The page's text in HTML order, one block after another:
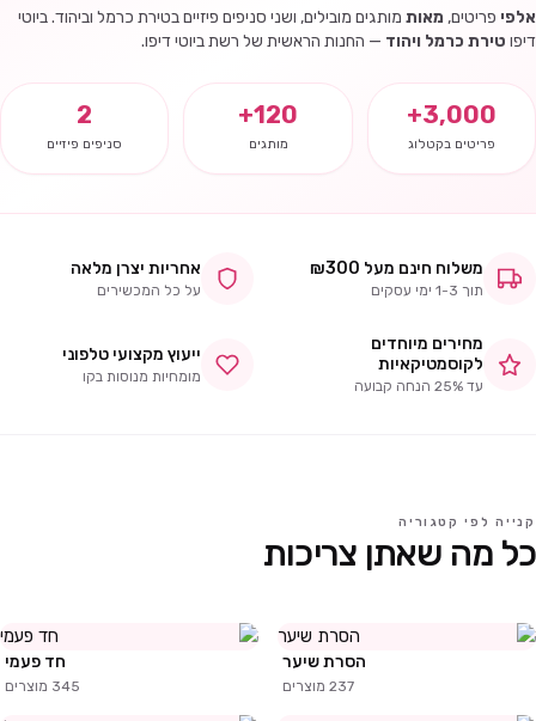
אלפי פריטים, מאות מותגים מובילים, ושני סניפים פיזיים בטירת כרמל וביהוד. ביוטי
דיפו טירת כרמל ויהוד — החנות הראשית של רשת ביוטי דיפו.
3,000+
פריטים בקטלוג
120+
מותגים
2
סניפים פיזיים
משלוח חינם מעל ₪300
תוך 1-3 ימי עסקים
אחריות יצרן מלאה
על כל המכשירים
מחירים מיוחדים
לקוסמטיקאיות
עד 25% הנחה קבועה
ייעוץ מקצועי טלפוני
מומחיות מנוסות בקו
קנייה לפי קטגוריה
כל מה שאתן צריכות
הסרת שיער
237 מוצרים
חד פעמי
345 מוצרים